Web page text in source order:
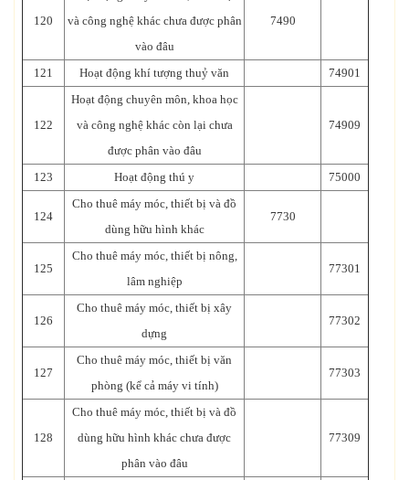
120
và công nghệ khác chưa được phân
vào đâu
7490
121 Hoạt động khí tượng thuỷ văn 74901
122
Hoạt động chuyên môn, khoa học
và công nghệ khác còn lại chưa
được phân vào đâu
74909
123 Hoạt động thú y 75000
124
Cho thuê máy móc, thiết bị và đồ
dùng hữu hình khác
7730
125
Cho thuê máy móc, thiết bị nông,
lâm nghiệp
77301
126
Cho thuê máy móc, thiết bị xây
dựng
77302
127
Cho thuê máy móc, thiết bị văn
phòng (kể cả máy vi tính)
77303
128
Cho thuê máy móc, thiết bị và đồ
dùng hữu hình khác chưa được
phân vào đâu
77309